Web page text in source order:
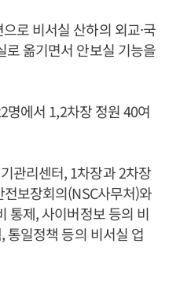
로 비서실 산하의 외교·국
로 옮기면서 안보실 기능을
명에서 1,2차장 정원 40여
관리센터, 1차장과 2차장
보장회의(NSC사무처)와
통제, 사이버정보 등의 비
통일정책 등의 비서실 업